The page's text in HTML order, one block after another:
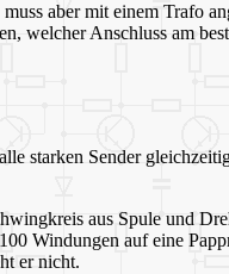
aber mit einem Trafo
welcher Anschluss am
starken Sender
aus Spule und
Windungen auf eine
er nicht.